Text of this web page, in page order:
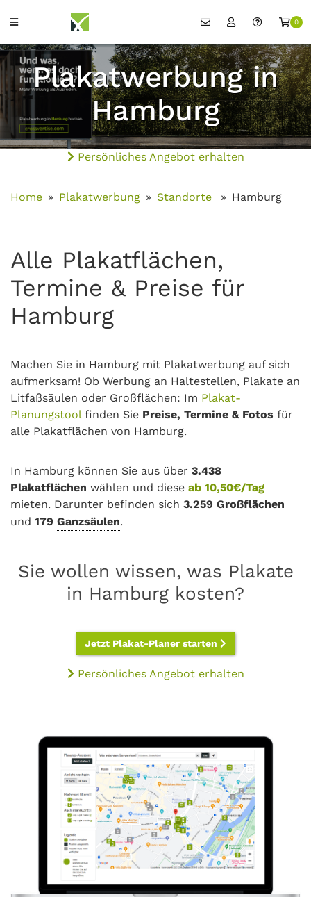
0
Plakatwerbung in
Hamburg
Persönliches Angebot erhalten
Home Plakatwerbung Standorte Hamburg
Alle Plakatflächen,
Termine & Preise für
Hamburg
Machen Sie in Hamburg mit Plakatwerbung auf sich
aufmerksam! Ob Werbung an Haltestellen, Plakate an
Litfaßsäulen oder Großflächen: Im Plakat-
Planungstoolfinden Sie Preise, Termine & Fotos für
alle Plakatflächen von Hamburg.
In Hamburg können Sie aus über 3.438
Plakatflächen wählen und diese ab 10,50€/Tag
mieten. Darunter befinden sich 3.259 Großflächen
und 179 Ganzsäulen.
Sie wollen wissen, was Plakate
in Hamburg kosten?
Jetzt Plakat-Planer starten
Persönliches Angebot erhalten